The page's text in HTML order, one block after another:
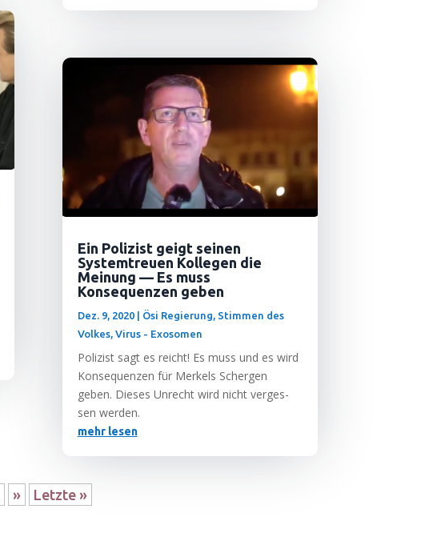
Ein Polizist geigt seinen
Systemtreuen Kollegen die
Meinung — Es muss
Konsequenzen geben
Dez. 9, 2020| Ösi Regierung, Stimmen des
Volkes, Virus - Exosomen
Poli­zist sagt es reicht! Es muss und es wird
Kon­se­quen­zen für Mer­kels Scher­gen
geben. Die­ses Unrecht wird nicht ver­ges­
sen werden.
mehr lesen
» Letzte »